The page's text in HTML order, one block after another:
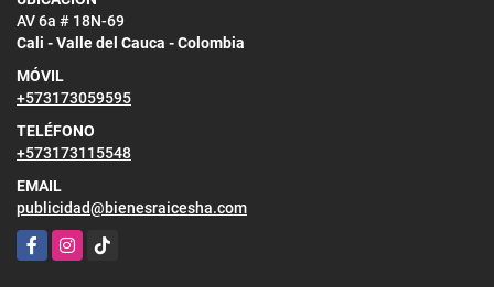
AV 6a # 18N-69
Cali - Valle del Cauca - Colombia
MÓVIL
+573173059595
TELÉFONO
+573173115548
EMAIL
publicidad@bienesraicesha.com
FacebookInstagram
TikTok